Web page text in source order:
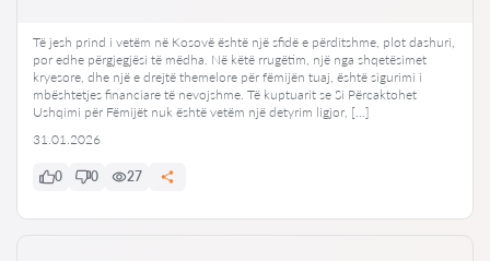
Të jesh prind i vetëm në Kosovë është një sfidë e përditshme, plot dashuri,
por edhe përgjegjësi të mëdha. Në këtë rrugëtim, një nga shqetësimet
kryesore, dhe një e drejtë themelore për fëmijën tuaj, është sigurimi i
mbështetjes financiare të nevojshme. Të kuptuarit se Si Përcaktohet
Ushqimi për Fëmijët nuk është vetëm një detyrim ligjor, […]
31.01.2026
0 0 27